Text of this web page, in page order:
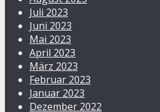
Juli 2023
Juni 2023
Mai 2023
April 2023
März 2023
Februar 2023
Januar 2023
Dezember 2022